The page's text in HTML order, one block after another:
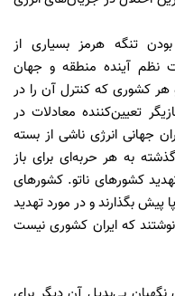
تنگه هرمز بسیاری از
نظم آینده منطقه و جهان
کشوری که کنترل آن را در
تعیین‌کننده معادلات در
جهانی انرژی ناشی از بسته
به هر حربه‌ای برای باز
کشورهای ناتو. کشورهای
پیش بگذارند و در مورد تهدید
که ایران کشوری نیست